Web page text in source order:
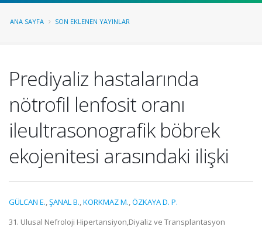
ANA SAYFA SON EKLENEN YAYINLAR
Prediyaliz hastalarında
nötrofil lenfosit oranı
ileultrasonografik böbrek
ekojenitesi arasındaki ilişki
GÜLCAN E.,ŞANAL B.,KORKMAZ M.,ÖZKAYA D. P.
31. Ulusal Nefroloji Hipertansiyon,Diyaliz ve Transplantasyon